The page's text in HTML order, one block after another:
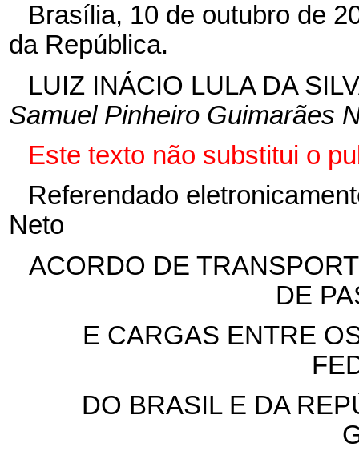
Brasília, 10 de outubro de
da República.
LUIZ INÁCIO LULA DA
Samuel Pinheiro Guimarães
Este texto não substitui o
Referendado
Neto
ACORDO DE
DE
E CARGAS ENTRE
DO BRASIL E DA